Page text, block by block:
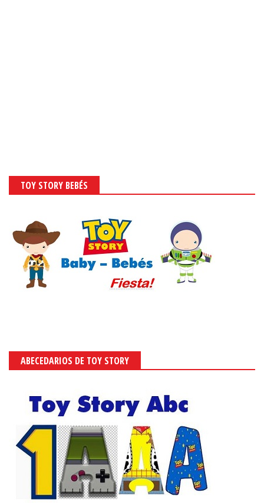
TOY STORY BEBÉS
ABECEDARIOS DE TOY STORY